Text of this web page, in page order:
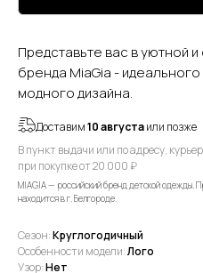
Представьте вас в уютной
бренда MiaGia -
модного дизайна.
Доставим10 августаили позже
В пункт выдачи или по адресу,
при покупке от 20 000 ₽
MIAGIA — российский бренд детской одежды.
находится в г. Белгороде.
Сезон:Круглогодичный
Особенности модели:Лого
Узор:Нет